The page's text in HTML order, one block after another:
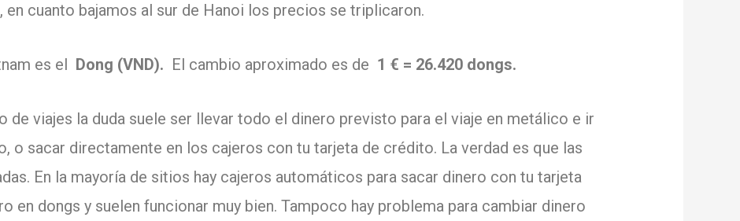
en cuanto bajamos al sur de Hanoi los precios se triplicaron.
es el Dong (VND). El cambio aproximado es de 1 € = 26.420 dongs.
de viajes la duda suele ser llevar todo el dinero previsto para el viaje en metálico e ir
o sacar directamente en los cajeros con tu tarjeta de crédito. La verdad es que las
En la mayoría de sitios hay cajeros automáticos para sacar dinero con tu tarjeta
en dongs y suelen funcionar muy bien.Tampoco hay problema para cambiar dinero